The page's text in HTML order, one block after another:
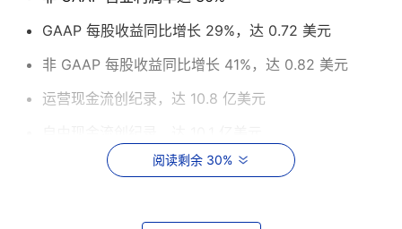
GAAP 每股收益同比增长 29%，达 0.72 美元
非 GAAP 每股收益同比增长 41%，达 0.82 美元
运营现金流创纪录，达 10.8 亿美元
近期Fortinet市场领先优势摘要
Fortinet Security Fabric 新版操作系统 FortiOS 8.0
阅读剩余 30%